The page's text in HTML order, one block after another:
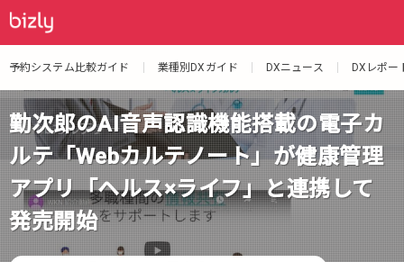
予約システム比較ガイド 業種別DXガイド DXニュース DXレポー
勤次郎のAI音声認識機能搭載の電子カ
ルテ「Webカルテノート」が健康管理
アプリ「ヘルス×ライフ」と連携して
発売開始